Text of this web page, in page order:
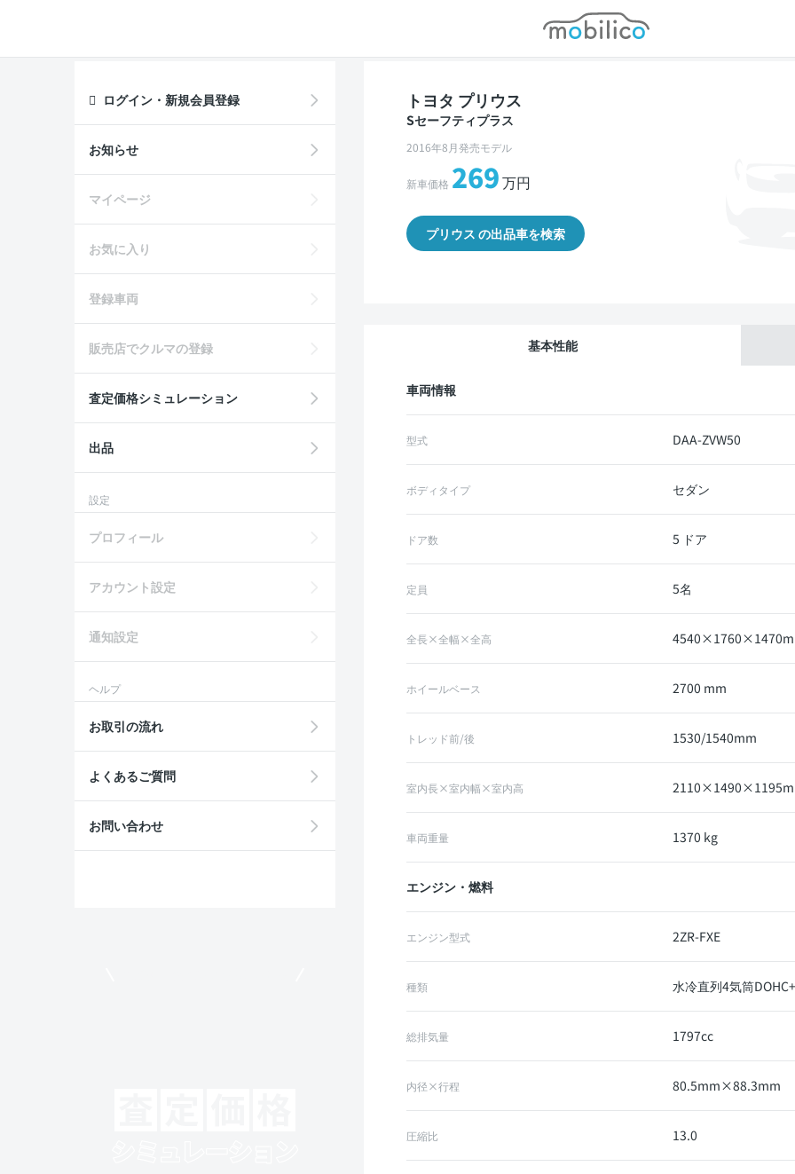
モビリコ
トヨタ プリウス
Sセーフティプラス
2016年8月発売モデル
新車価格 269万円
プリウス の出品車を検索
基本性能
車両情報
型式 DAA-ZVW50
ボディタイプ セダン
ドア数 5 ドア
定員 5名
全長×全幅×全高
ホイールベース 2700 mm
トレッド前/後 1530/1540mm
室内長×室内幅×室内高
車両重量 1370 kg
エンジン・燃料
エンジン型式 2ZR-FXE
種類 水冷直列4気筒
総排気量 1797cc
内径×行程 80.5mm×88.3mm
圧縮比 13.0
ログイン・新規会員登録
お知らせ
マイページ
お気に入り
登録車両
販売店でクルマの登録
査定価格シミュレーション
出品
設定
プロフィール
アカウント設定
通知設定
ヘルプ
お取引の流れ
よくあるご質問
お問い合わせ